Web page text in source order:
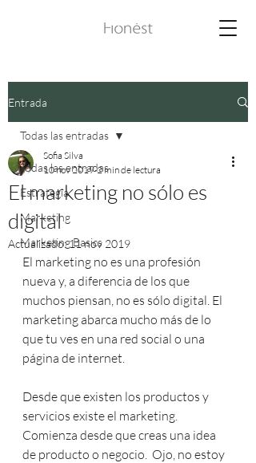
Entrada
Todas las entradas
Estrategia
Marketing
Marketing Basics
Todas las entradas
El marketing no sólo es
digital
Sofia Silva
10 nov 2019 2 min de lectura
Actualizado:11 nov 2019
El marketing no es una profesión
nueva y, a diferencia de los que
muchos piensan, no es sólo digital. El
marketing abarca mucho más de lo
que tu ves en una red social o una
página de internet.
Desde que existen los productos y
servicios existe el marketing.
Comienza desde que creas una idea
de producto o negocio.  Ojo, no estoy